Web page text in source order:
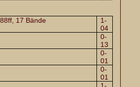
17 Bände
1-
04
0-
13
0-
01
0-
01